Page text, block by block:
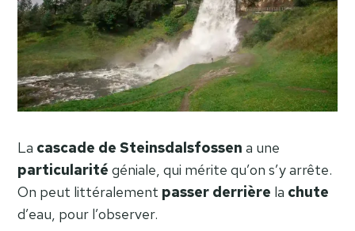
La cascade de Steinsdalsfossen a une
particularité géniale, qui mérite qu’on s’y arrête.
On peut littéralement passer derrière la chute
d’eau, pour l’observer.